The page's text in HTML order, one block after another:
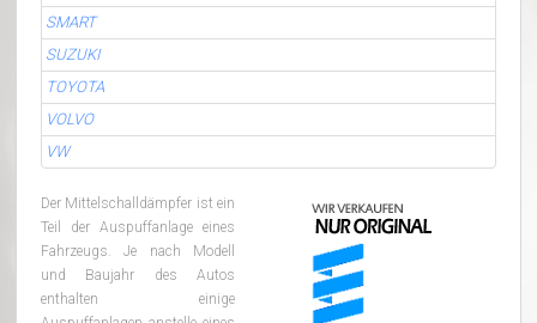
SMART
SUZUKI
TOYOTA
VOLVO
VW
Der Mittelschalldämpfer ist ein
Teil der Auspuffanlage eines
Fahrzeugs. Je nach Modell
und Baujahr des Autos
enthalten einige